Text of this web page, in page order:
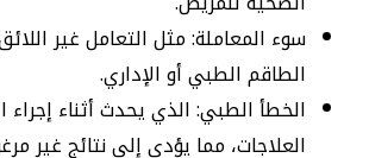
سوء المعاملة: مثل التعامل غير
الطاقم الطبي أو الإداري.
الخطأ الطبي: الذي يحدث أثناء إجراء
العلاجات، مما يؤدي إلى نتائج غير